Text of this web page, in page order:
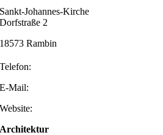
Sankt-Johannes-Kirche
Dorfstraße 2
18573 Rambin
Telefon:
E-Mail:
Website:
Architektur